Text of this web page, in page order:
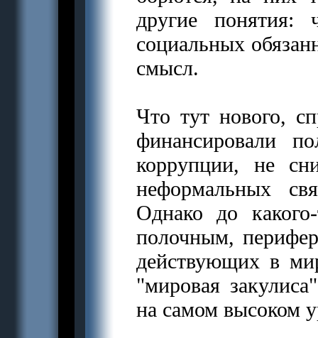
другие понятия:
социальных
смысл.
Что тут нового,
финансировали
коррупции, не
неформальных
Однако до
полочным,
действующих в
"мировая
на самом высоком